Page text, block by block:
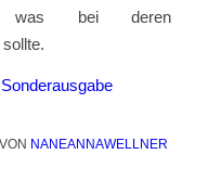
was bei deren
VON NANEANNAWELLNER